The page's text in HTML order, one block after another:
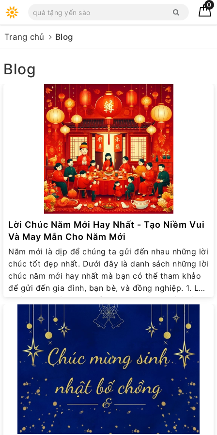
0
Trang chủ Blog
Blog
Lời Chúc Năm Mới Hay Nhất - Tạo Niềm Vui
Và May Mắn Cho Năm Mới
Năm mới là dịp để chúng ta gửi đến nhau những lời
chúc tốt đẹp nhất. Dưới đây là danh sách những lời
chúc năm mới hay nhất mà bạn có thể tham khảo
để gửi đến gia đình, bạn bè, và đồng nghiệp. 1. Lời
Chúc Năm Mới Hay Nhất Cho Gia Đình Chúc mừng
năm mới! Chúc gia đình mình luôn khỏe mạnh,
hạnh phúc, và tràn đầy niềm vui. Năm mới đến,
chúc cho mọi điều tốt đẹp sẽ đến với cả gia đình
ta. Mọi người luôn bình an và hạnh phúc. 2. Lời
Chúc Năm Mới Hay Nhất Cho Bạn Bè Chúc bạn
nhiều niềm vui. Mong rằng chúng ta sẽ có thêm
nhiều kỷ niệm đẹp cùng nhau. Năm mới đến, chúc
bạn mọi điều tốt lành, công việc suôn sẻ, và luôn
hạnh phúc. 3. Lời Chúc Năm Mới Hay Nhất Cho